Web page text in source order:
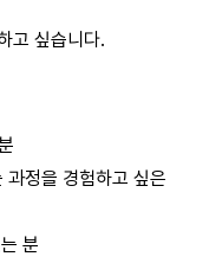
고 싶습니다.
과정을 경험하고 싶은
분